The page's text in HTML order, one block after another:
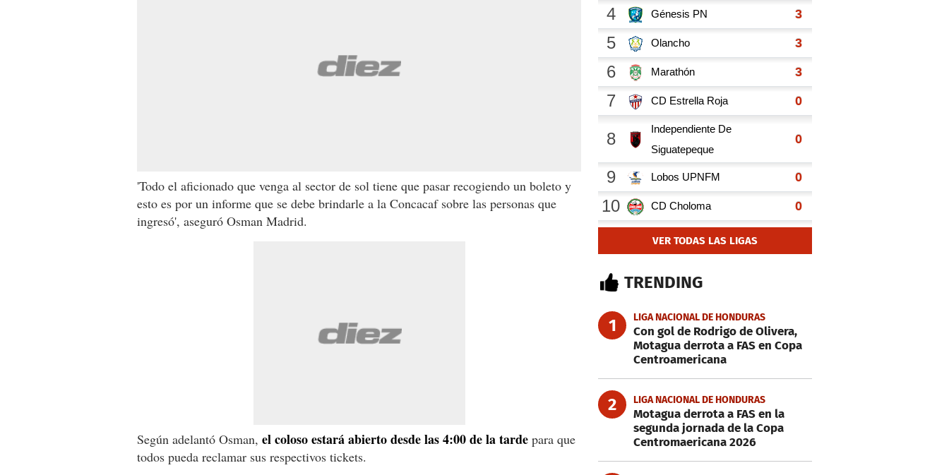
'Todo el aficionado que venga al sector de sol tiene que pasar recogiendo un boleto y
esto es por un informe que se debe brindarle a la Concacaf sobre las personas que
ingresó', aseguró Osman Madrid.
Según adelantó Osman, el coloso estará abierto desde las 4:00 de la tarde para que
todos pueda reclamar sus respectivos tickets.
VER TODAS LAS LIGAS
TRENDING
1 LIGA NACIONAL DE HONDURAS
Con gol de Rodrigo de Olivera,
Motagua derrota a FAS en Copa
Centroamericana
2 LIGA NACIONAL DE HONDURAS
Motagua derrota a FAS en la
segunda jornada de la Copa
Centromaericana 2026